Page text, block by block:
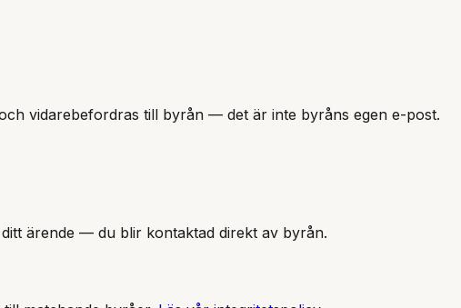
vidarebefordras till byrån — det är inte byråns egen e-post.
ärende — du blir kontaktad direkt av byrån.